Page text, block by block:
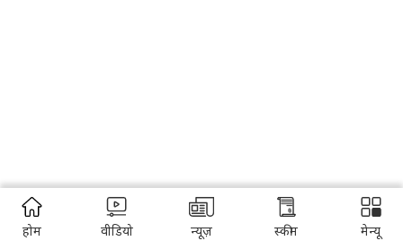
होम वीडियो न्यूज़ स्कीम मेन्यू